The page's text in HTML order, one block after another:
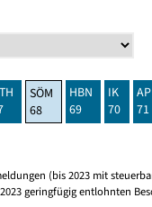
SÖM
68
HBN
69
IK
70
AP
71
(bis 2023 mit
geringfügig entlohnten